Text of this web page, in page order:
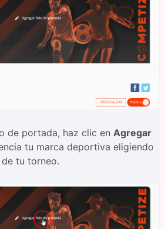
de portada, haz clic en Agregar
tu marca deportiva eligiendo
tu torneo.